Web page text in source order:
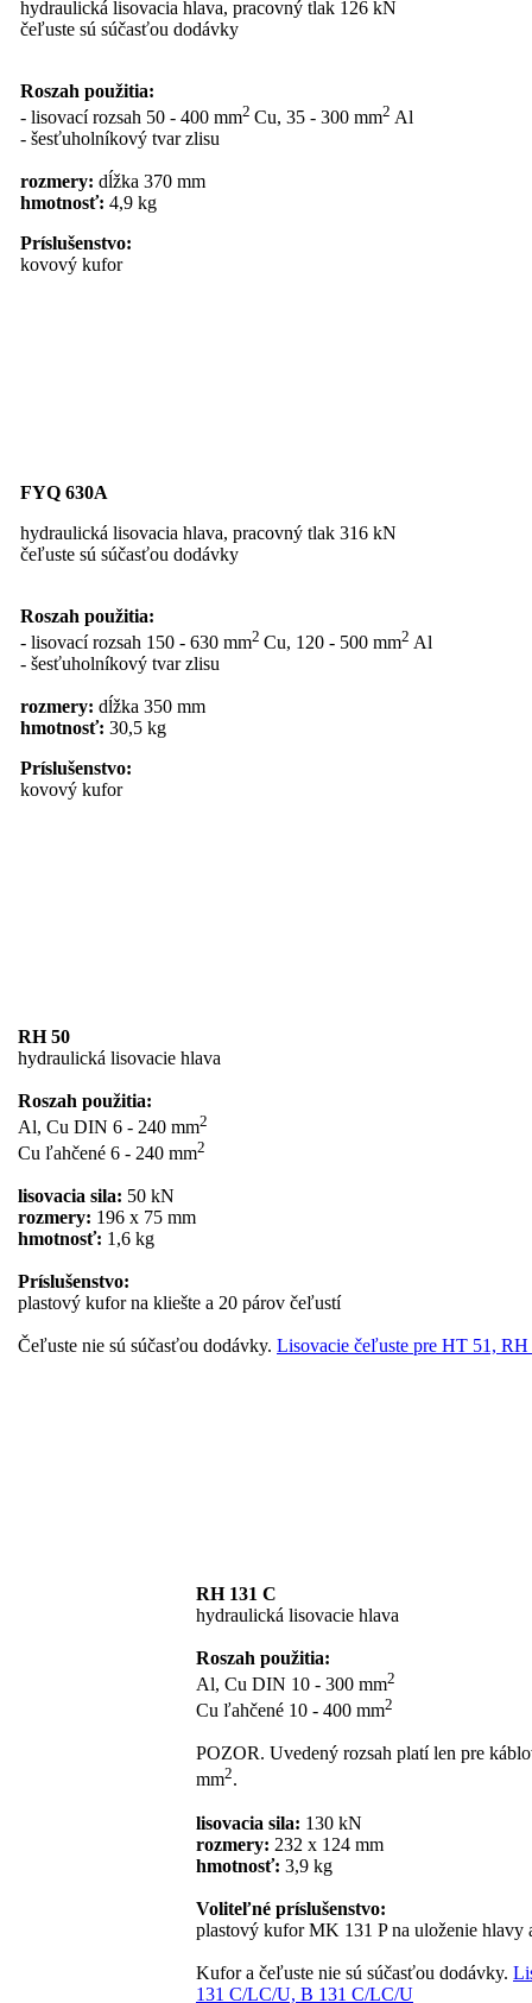
hydraulická lisovacia hlava, pracovný tlak 126 kN
čeľuste sú súčasťou dodávky
Roszah použitia:
- lisovací rozsah 50 - 400 mm2 Cu, 35 - 300 mm2 Al
- šesťuholníkový tvar zlisu
rozmery: dĺžka 370 mm
hmotnosť: 4,9 kg
Príslušenstvo:
kovový kufor
FYQ 630A
hydraulická lisovacia hlava, pracovný tlak 316 kN
čeľuste sú súčasťou dodávky
Roszah použitia:
- lisovací rozsah 150 - 630 mm2 Cu, 120 - 500 mm2 Al
- šesťuholníkový tvar zlisu
rozmery: dĺžka 350 mm
hmotnosť: 30,5 kg
Príslušenstvo:
kovový kufor
RH 50
hydraulická lisovacie hlava
Roszah použitia:
Al, Cu DIN 6 - 240 mm2
Cu ľahčené 6 - 240 mm2
lisovacia sila: 50 kN
rozmery: 196 x 75 mm
hmotnosť: 1,6 kg
Príslušenstvo:
plastový kufor na kliešte a 20 párov čeľustí
Čeľuste nie sú súčasťou dodávky. Lisovacie čeľuste pre HT 51,
RH 131 C
hydraulická lisovacie hlava
Roszah použitia:
Al, Cu DIN 10 - 300 mm2
Cu ľahčené 10 - 400 mm2
POZOR. Uvedený rozsah platí len pre
mm2.
lisovacia sila: 130 kN
rozmery: 232 x 124 mm
hmotnosť: 3,9 kg
Voliteľné príslušenstvo:
plastový kufor MK 131 P na uloženie hlavy
Kufor a čeľuste nie sú súčasťou dodávky.
131 C/LC/U, B 131 C/LC/U